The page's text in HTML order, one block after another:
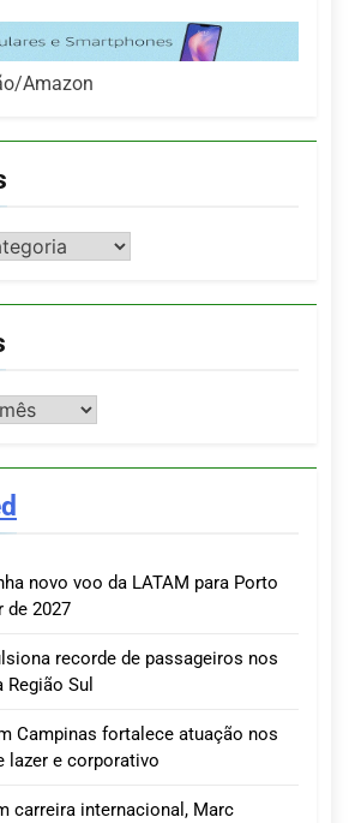
Amazon
novo voo da LATAM para Porto
de 2027
recorde de passageiros nos
Sul
Campinas fortalece atuação nos
lazer e corporativo
carreira internacional, Marc